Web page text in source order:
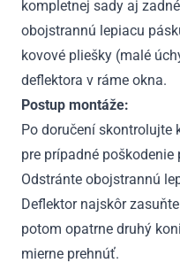
kompletnej sady aj
obojstrannú lepiacu
kovové pliešky (malé
deflektora v ráme okna.
Postup montáže:
Po doručení skontrolujte
pre prípadné poškodenie
Odstránte obojstrannú
Deflektor najskôr
potom opatrne druhý
mierne prehnúť.